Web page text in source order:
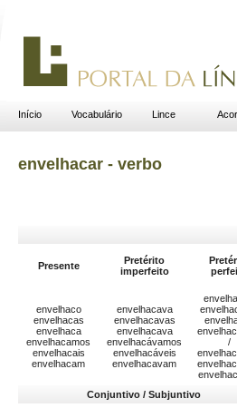
Início Vocabulário Lince
envelhacar - verbo
Presente
Pretérito
imperfeito
envelhaco
envelhacas
envelhaca
envelhacamos
envelhacais
envelhacam
envelhacava
envelhacavas
envelhacava
envelhacávamos
envelhacáveis
envelhacavam
/
Conjuntivo / Subjuntivo